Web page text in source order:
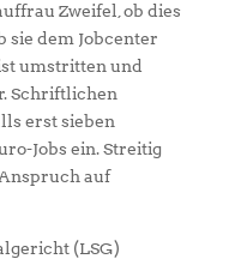
Zweifel, ob dies
sie dem Jobcenter
umstritten und
Schriftlichen
erst sieben
Jobs ein. Streitig
auf
(LSG)